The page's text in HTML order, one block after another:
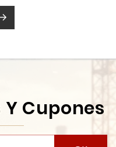

Cupones